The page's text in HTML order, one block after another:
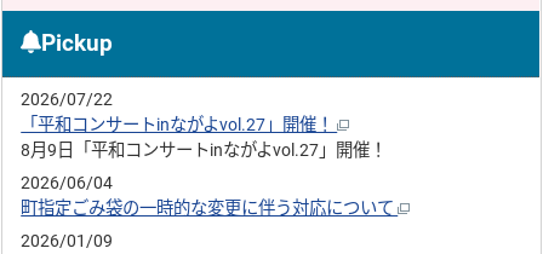
Pickup
2026/07/22
「平和コンサートinながよvol.27」開催！
8月9日「平和コンサートinながよvol.27」開催！
2026/06/04
町指定ごみ袋の一時的な変更に伴う対応について
2026/01/09